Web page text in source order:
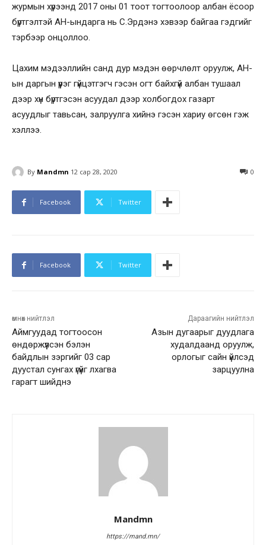
журмын хүрээнд 2017 оны 01 тоот тогтоолоор албан ёсоор
бүртгэлтэй АН-ындарга нь С.Эрдэнэ хэвээр байгаа гэдгийг
тэрбээр онцоллоо.
Цахим мэдээллийн санд дур мэдэн өөрчлөлт оруулж, АН-
ын даргын үүрэг гүйцэтгэгч гэсэн огт байхгүй албан тушаал
дээр хүн бүртгэсэн асуудал дээр холбогдох газарт
асуудлыг тавьсан, залруулга хийнэ гэсэн хариу өгсөн гэж
хэллээ.
By Mandmn 12 сар 28, 2020 0
Facebook Twitter
Facebook Twitter
өмнөх нийтлэл
Аймгуудад тогтоосон
өндөржүүлсэн бэлэн
байдлын зэргийг 03 сар
дуустал сунгах үгүйг лхагва
гарагт шийднэ
Дараагийн нийтлэл
Азын дугаарыг дуудлага
худалдаанд оруулж,
орлогыг сайн үйлсэд
зарцуулна
Mandmn
https://mand.mn/